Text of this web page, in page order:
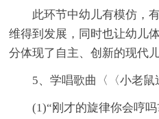
此环节中幼儿有模仿，
维得到发展，同时也让幼儿
分体现了自主、创新的现代
5、学唱歌曲〈〈小老鼠
(1)“刚才的旋律你会哼